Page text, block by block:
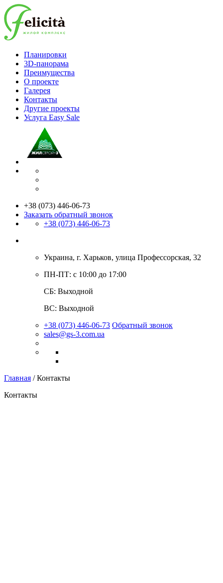
Планировки
3D-панорама
Преимущества
О проекте
Галерея
Контакты
Другие проекты
Услуга Easy Sale
+38 (073) 446-06-73
Заказать обратный звонок
+38 (073) 446-06-73
Украина, г. Харьков, улица Профессорская, 32
ПН-ПТ: с 10:00 до 17:00
СБ: Выходной
ВС: Выходной
+38 (073) 446-06-73 Обратный звонок
sales@gs-3.com.ua
Главная /Контакты
Контакты